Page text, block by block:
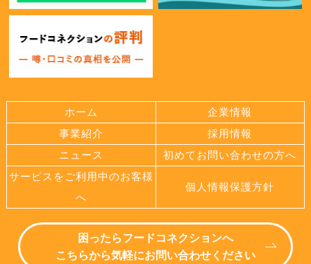
ホーム
企業情報
事業紹介
採用情報
ニュース
初めてお問い合わせの方へ
サービスをご利用中のお客様
へ
個人情報保護方針
困ったらフードコネクションへ
こちらから気軽にお問い合わせください